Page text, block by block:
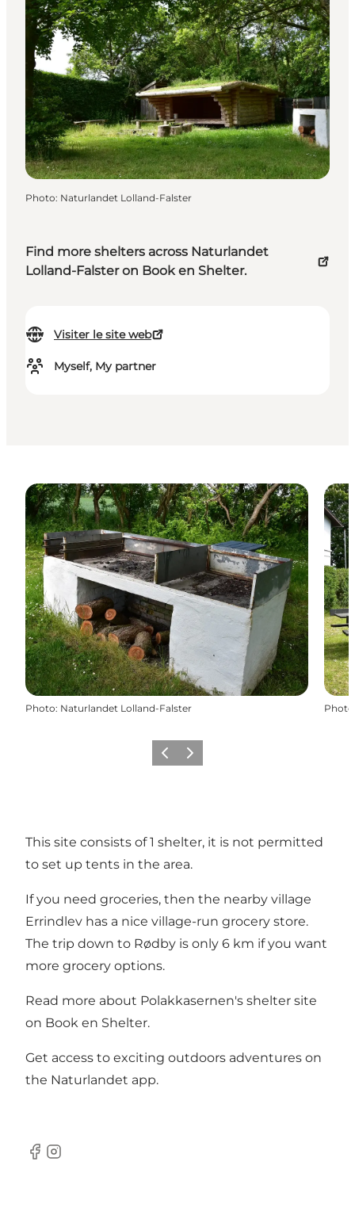
Find more shelters across Naturlandet
Lolland-Falster on Book en Shelter.
Visiter le site web
Myself, My partner
Photo: Naturlandet Lolland-Falster
Photo: Naturlandet Lolland-Falster Photo
PrécédentSuivant
This site consists of 1 shelter, it is not permitted
to set up tents in the area.
If you need groceries, then the nearby village
Errindlev has a nice village-run grocery store.
The trip down to Rødby is only 6 km if you want
more grocery options.
Read more about Polakkasernen's shelter site
on Book en Shelter.
Get access to exciting outdoors adventures on
the Naturlandet app.
Facebook
Instagram